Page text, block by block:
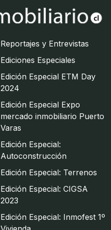
Reportajes y Entrevistas
Ediciones Especiales
Edición Especial ETM Day
2024
Edición Especial Expo
mercado inmobiliario Puerto
Varas
Edición Especial:
Autoconstrucción
Edición Especial: Terrenos
Edición Especial: CIGSA
2023
Edición Especial: Inmofest 1º